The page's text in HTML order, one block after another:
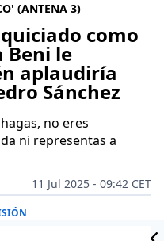
(ANTENA 3)
como
Beni le
aplaudiría
Sánchez
no eres
ni representas a
11 Jul 2025 - 09:42 CET